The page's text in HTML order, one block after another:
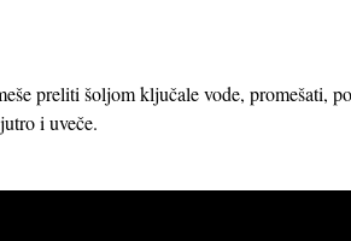
preliti šoljom ključale vode, promešati,
i uveče.